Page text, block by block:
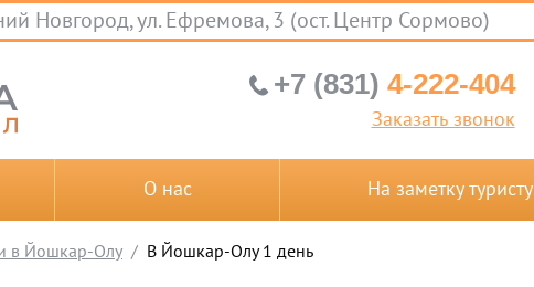
Новгород, ул. Ефремова, 3 (ост. Центр Сормово)
О нас На заметку туристу
+7 (831) 4-222-404
Заказать звонок
в Йошкар-Олу В Йошкар-Олу 1 день